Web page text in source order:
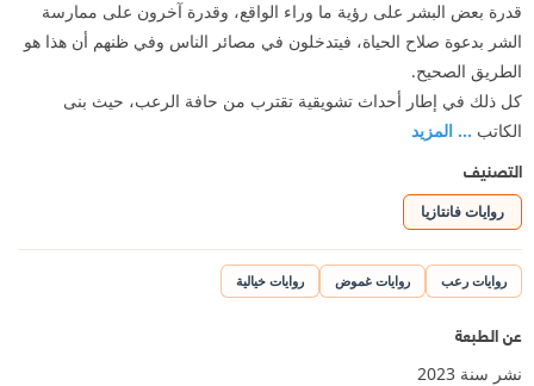
قدرة بعض البشر على رؤية ما وراء الواقع، وقدرة آخرون على ممارسة
الشر بدعوة صلاح الحياة، فيتدخلون في مصائر الناس وفي ظنهم أن هذا هو
الطريق الصحيح.
كل ذلك في إطار أحداث تشويقية تقترب من حافة الرعب، حيث بنى
الكاتب ... المزيد
التصنيف
روايات فانتازيا
روايات رعب روايات غموض روايات خيالية
عن الطبعة
نشر سنة 2023